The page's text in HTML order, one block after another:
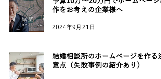
作をお考えの企業様へ
2024年9月21日
結婚相談所のホームページを作る注
意点（失敗事例の紹介あり）